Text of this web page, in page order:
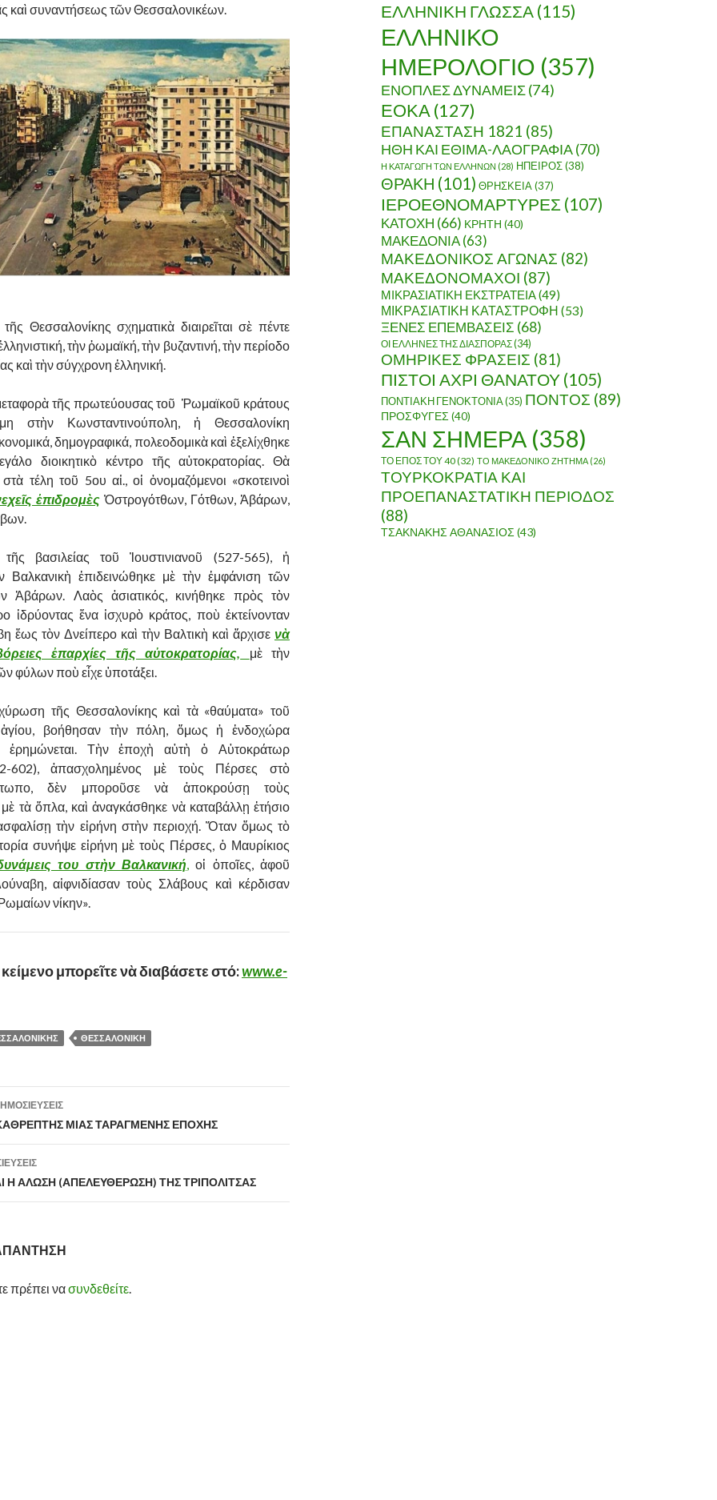
καὶ συναντήσεως τῶν Θεσσαλονικέων.
Θεσσαλονίκης σχηματικὰ διαιρεῖται σὲ πέντε
τὴν ῥωμαϊκή, τὴν βυζαντινή, τὴν περίοδο
καὶ τὴν σύγχρονη ἑλληνική.
τῆς πρωτεύουσας τοῦ Ῥωμαϊκοῦ κράτους
στὴν Κωνσταντινούπολη, ἡ Θεσσαλονίκη
δημογραφικά, πολεοδομικὰ καὶ ἐξελίχθηκε
διοικητικὸ κέντρο τῆς αὐτοκρατορίας. Θὰ
τέλη τοῦ 5ου αἰ., οἱ ὀνομαζόμενοι «σκοτεινοὶ
ἐπιδρομὲς Ὀστρογότθων, Γότθων, Ἀβάρων,
βασιλείας τοῦ Ἰουστινιανοῦ (527-565), ἡ
Βαλκανικὴ ἐπιδεινώθηκε μὲ τὴν ἐμφάνιση τῶν
Ἀβάρων. Λαὸς ἀσιατικός, κινήθηκε πρὸς τὸν
ἱδρύοντας ἕνα ἰσχυρὸ κράτος, ποὺ ἐκτείνονταν
ἔως τὸν Δνείπερο καὶ τὴν Βαλτικὴ καὶ ἄρχισε νὰ
ἐπαρχίες τῆς αὐτοκρατορίας,
μὲ τὴν
φύλων ποὺ εἶχε ὑποτάξει.
τῆς Θεσσαλονίκης καὶ τὰ «θαύματα» τοῦ
βοήθησαν τὴν πόλη, ὅμως ἡ ἐνδοχώρα
ἐρημώνεται. Τὴν ἐποχὴ αὐτὴ ὁ Αὐτοκράτωρ
602), ἀπασχολημένος μὲ τοὺς Πέρσες στὸ
δὲν μποροῦσε νὰ ἀποκρούσῃ τοὺς
τὰ ὅπλα, καὶ ἀναγκάσθηκε νὰ καταβάλλῃ ἐτήσιο
τὴν εἰρήνη στὴν περιοχή. Ὅταν ὅμως τὸ
συνήψε εἰρήνη μὲ τοὺς Πέρσες, ὁ Μαυρίκιος
του στὴν Βαλκανική,οἱ ὁποῖες, ἀφοῦ
αἰφνιδίασαν τοὺς Σλάβους καὶ κέρδισαν
νίκην».
μπορεῖτε νὰ διαβάσετε στό:www.e-
ΘΕΣΣΑΛΟΝΙΚΗ
ΜΙΑΣ ΤΑΡΑΓΜΕΝΗΣ ΕΠΟΧΗΣ
Η ΑΛΩΣΗ (ΑΠΕΛΕΥΘΕΡΩΣΗ) ΤΗΣ ΤΡΙΠΟΛΙΤΣΑΣ
πρέπει νασυνδεθείτε.
ΕΛΛΗΝΙΚΗ ΓΛΩΣΣΑ (115)
ΕΛΛΗΝΙΚΟ
ΗΜΕΡΟΛΟΓΙΟ (357)
ΕΝΟΠΛΕΣ ΔΥΝΑΜΕΙΣ(74)
ΕΟΚΑ (127)
ΕΠΑΝΑΣΤΑΣΗ 1821 (85)
ΗΘΗ ΚΑΙ ΕΘΙΜΑ-ΛΑΟΓΡΑΦΙΑ(70)
Η ΚΑΤΑΓΩΓΗ ΤΩΝ ΕΛΛΗΝΩΝ (28) ΗΠΕΙΡΟΣ(38)
ΘΡΑΚΗ (101) ΘΡΗΣΚΕΙΑ(37)
ΙΕΡΟΕΘΝΟΜΑΡΤΥΡΕΣ (107)
ΚΑΤΟΧΗ (66) ΚΡΗΤΗ (40)
ΜΑΚΕΔΟΝΙΑ(63)
ΜΑΚΕΔΟΝΙΚΟΣ ΑΓΩΝΑΣ (82)
ΜΑΚΕΔΟΝΟΜΑΧΟΙ (87)
ΜΙΚΡΑΣΙΑΤΙΚΗ ΕΚΣΤΡΑΤΕΙΑ(49)
ΜΙΚΡΑΣΙΑΤΙΚΗ ΚΑΤΑΣΤΡΟΦΗ (53)
ΞΕΝΕΣ ΕΠΕΜΒΑΣΕΙΣ (68)
ΟΙ ΕΛΛΗΝΕΣ ΤΗΣ ΔΙΑΣΠΟΡΑΣ(34)
ΟΜΗΡΙΚΕΣ ΦΡΑΣΕΙΣ (81)
ΠΙΣΤΟΙ ΑΧΡΙ ΘΑΝΑΤΟΥ (105)
ΠΟΝΤΙΑΚΗ ΓΕΝΟΚΤΟΝΙΑ(35) ΠΟΝΤΟΣ (89)
ΠΡΟΣΦΥΓΕΣ (40)
ΣΑΝ ΣΗΜΕΡΑ (358)
ΤΟ ΕΠΟΣ ΤΟΥ 40(32) ΤΟ ΜΑΚΕΔΟΝΙΚΟ ΖΗΤΗΜΑ (26)
ΤΟΥΡΚΟΚΡΑΤΙΑ ΚΑΙ
ΠΡΟΕΠΑΝΑΣΤΑΤΙΚΗ ΠΕΡΙΟΔΟΣ
(88)
ΤΣΑΚΝΑΚΗΣ ΑΘΑΝΑΣΙΟΣ (43)